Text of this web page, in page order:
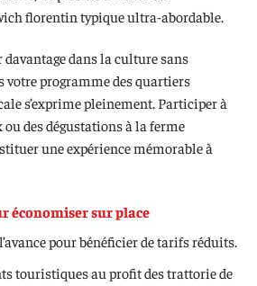
florentin typique ultra-abordable.
davantage dans la culture sans
votre programme des quartiers
s’exprime pleinement. Participer à
des dégustations à la ferme
une expérience mémorable à
économiser sur place
pour bénéficier de tarifs réduits.
touristiques au profit des trattorie de